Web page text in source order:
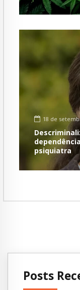
18 de
psiquiatra
Posts